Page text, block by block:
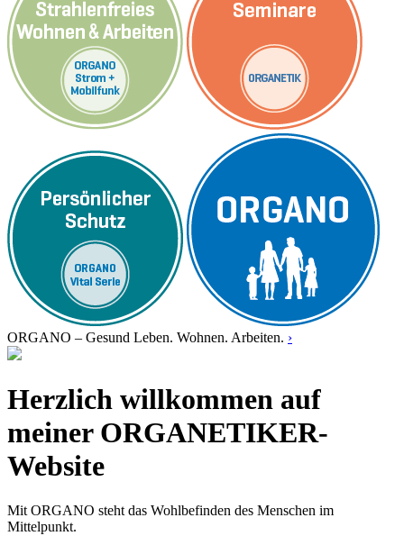
ORGANO – Gesund Leben. Wohnen. Arbeiten. ›
Herzlich willkommen auf
meiner ORGANETIKER-
Website
Mit ORGANO steht das Wohlbefinden des Menschen im
Mittelpunkt.